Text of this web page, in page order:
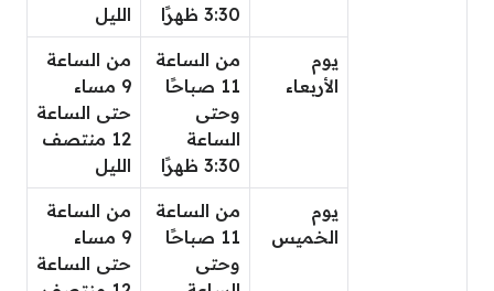
3:30 ظهرًا
الليل
يوم
الأربعاء
من الساعة
11 صباحًا
وحتى
الساعة
3:30 ظهرًا
من الساعة
9 مساء
حتى الساعة
12 منتصف
الليل
يوم
الخميس
من الساعة
11 صباحًا
وحتى
من الساعة
9 مساء
حتى الساعة